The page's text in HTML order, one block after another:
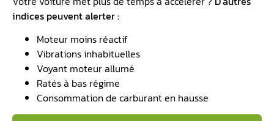
indices peuvent alerter :
Moteur moins réactif
Vibrations inhabituelles
Voyant moteur allumé
Ratés à bas régime
Consommation de carburant en hausse